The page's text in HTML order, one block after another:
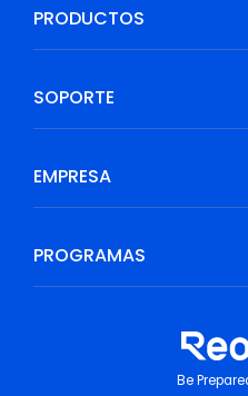
PRODUCTOS
SOPORTE
EMPRESA
PROGRAMAS
Be